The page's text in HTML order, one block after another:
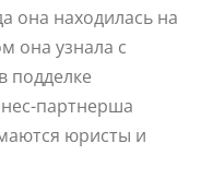
она находилась на
она узнала с
подделке
партнерша
юристы и